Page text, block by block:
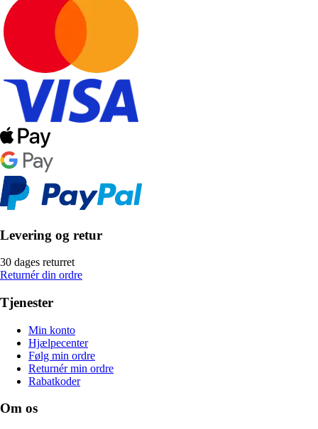
Levering og retur
30 dages returret
Returnér din ordre
Tjenester
Min konto
Hjælpecenter
Følg min ordre
Returnér min ordre
Rabatkoder
Om os